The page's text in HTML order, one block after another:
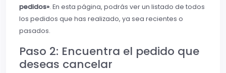
pedidos». En esta página, podrás ver un listado de todos
los pedidos que has realizado, ya sea recientes o
pasados.
Paso 2: Encuentra el pedido que
deseas cancelar